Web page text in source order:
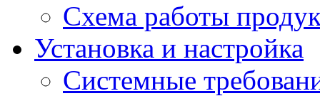
Схема работы
Установка и настройка
Системные